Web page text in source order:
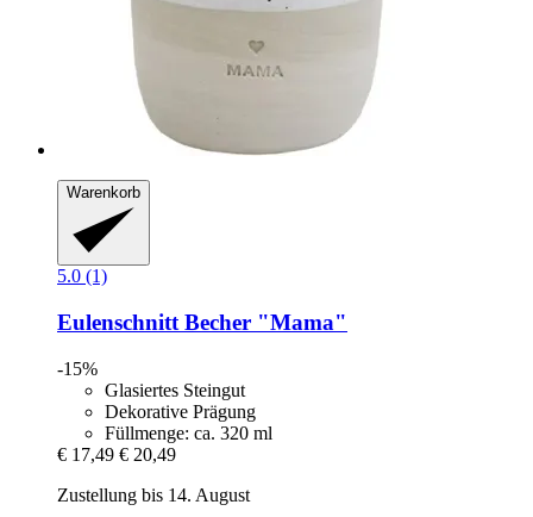
Warenkorb
5.0 (1)
Eulenschnitt Becher "Mama"
-15%
Glasiertes Steingut
Dekorative Prägung
Füllmenge: ca. 320 ml
€ 17,49 € 20,49
Zustellung bis 14. August